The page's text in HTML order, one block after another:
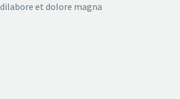
et dolore magna